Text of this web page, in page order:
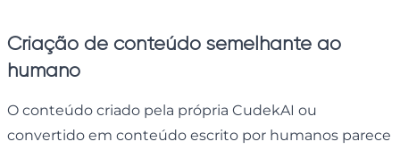
Criação de conteúdo semelhante ao
humano
O conteúdo criado pela própria CudekAI ou
convertido em conteúdo escrito por humanos parece